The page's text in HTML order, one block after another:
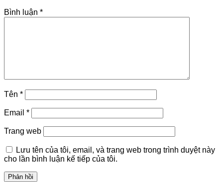
Bình luận *
Tên *
Email *
Trang web
Lưu tên của tôi, email, và trang web trong trình duyệt này
cho lần bình luận kế tiếp của tôi.